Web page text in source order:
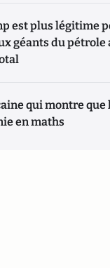
est plus légitime
géants du
qui montre que
en maths